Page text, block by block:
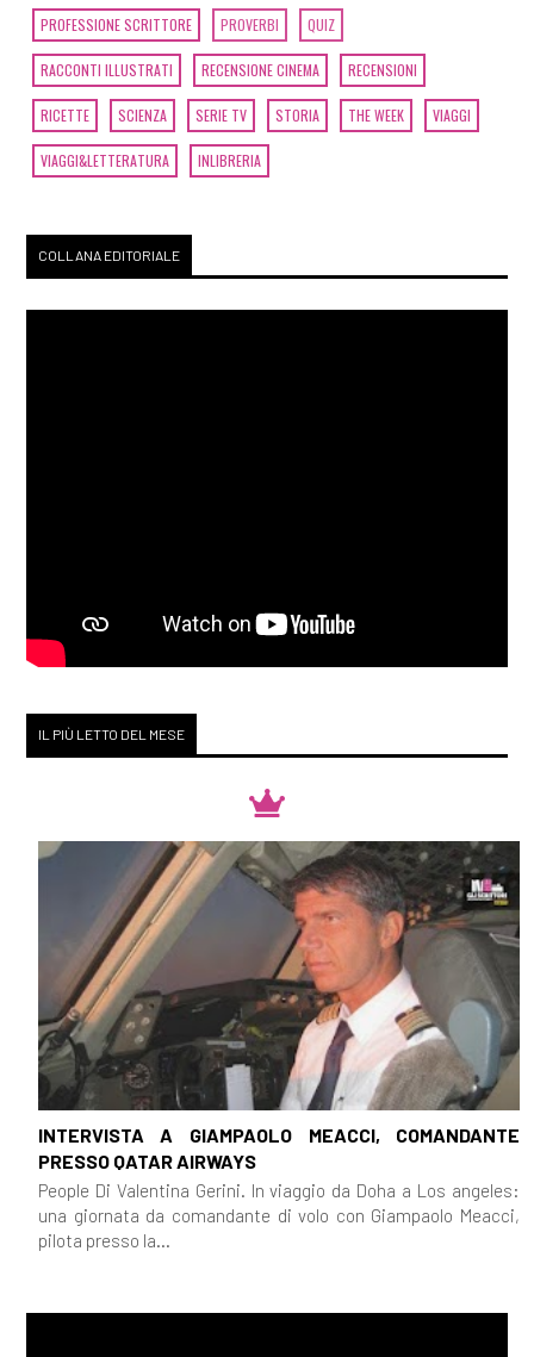
PROFESSIONE SCRITTORE PROVERBI QUIZ
RACCONTI ILLUSTRATI RECENSIONE CINEMA RECENSIONI
RICETTE SCIENZA SERIE TV STORIA THE WEEK VIAGGI
VIAGGI&LETTERATURA INLIBRERIA
COLLANA EDITORIALE
IL PIÙ LETTO DEL MESE
INTERVISTA A GIAMPAOLO MEACCI, COMANDANTE
PRESSO QATAR AIRWAYS
People Di Valentina Gerini. In viaggio da Doha a Los angeles:
una giornata da comandante di volo con Giampaolo Meacci,
pilota presso la...